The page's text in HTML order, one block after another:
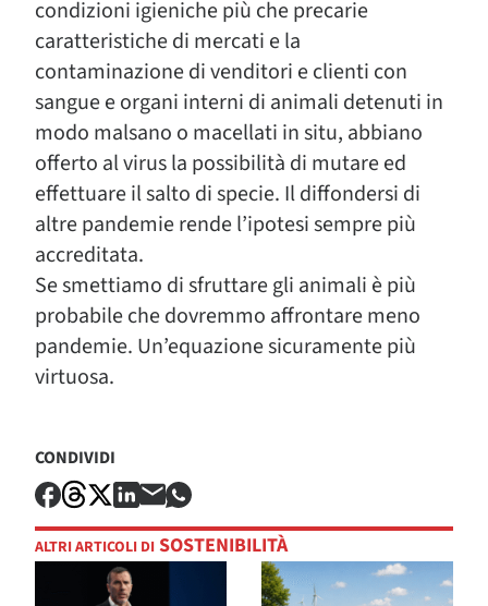
condizioni igieniche più che precarie
caratteristiche di mercati e la
contaminazione di venditori e clienti con
sangue e organi interni di animali detenuti in
modo malsano o macellati in situ, abbiano
offerto al virus la possibilità di mutare ed
effettuare il salto di specie. Il diffondersi di
altre pandemie rende l’ipotesi sempre più
accreditata.
Se smettiamo di sfruttare gli animali è più
probabile che dovremmo affrontare meno
pandemie. Un’equazione sicuramente più
virtuosa.
CONDIVIDI
ALTRI ARTICOLI DI SOSTENIBILITÀ